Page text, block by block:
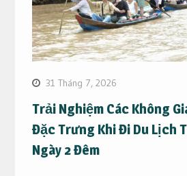
31 Tháng 7, 2026
Trải Nghiệm Các Không
Đặc Trưng Khi Đi Du Lịch
Ngày 2 Đêm